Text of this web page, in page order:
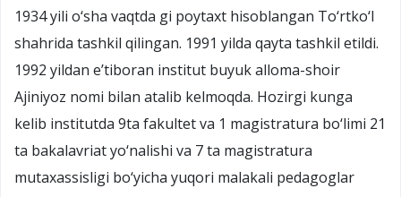
1934 yili o‘sha vaqtda gi poytaxt hisoblangan To‘rtko‘l
shahrida tashkil qilingan. 1991 yilda qayta tashkil etildi.
1992 yildan e’tiboran institut buyuk alloma-shoir
Ajiniyoz nomi bilan atalib kelmoqda. Hozirgi kunga
kelib institutda 9ta fakultet va 1 magistratura bo‘limi 21
ta bakalavriat yo‘nalishi va 7 ta magistratura
mutaxassisligi bo‘yicha yuqori malakali pedagoglar